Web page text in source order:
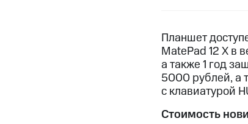
Планшет
MatePad 12 X в
а также 1 год
5000 рублей, а
с клавиатурой
Стоимость